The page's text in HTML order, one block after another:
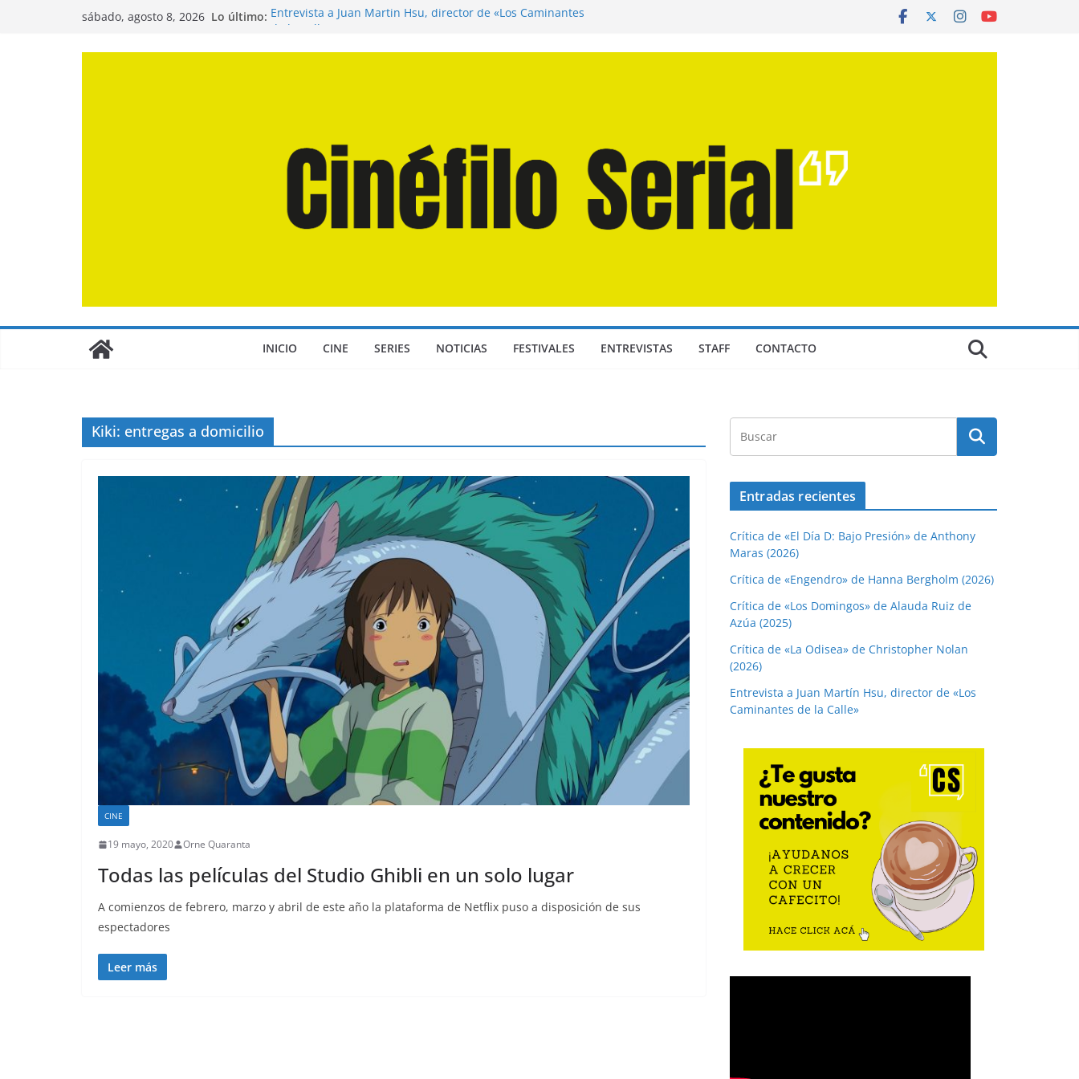
sábado, agosto 8, 2026 Lo último: Entrevista a Juan Martín Hsu, director de «Los Caminantes
INICIO CINE SERIES NOTICIAS FESTIVALES ENTREVISTAS STAFF CONTACTO
Kiki: entregas a domicilio
CINE
19 mayo, 2020 Orne Quaranta
Todas las películas del Studio Ghibli en un solo lugar
A comienzos de febrero, marzo y abril de este año la plataforma de Netflix puso a disposición de sus
espectadores
Leer más
Entradas recientes
Crítica de «El Día D: Bajo Presión» de Anthony
Maras (2026)
Crítica de «Engendro» de Hanna Bergholm (2026)
Crítica de «Los Domingos» de Alauda Ruiz de
Azúa (2025)
Crítica de «La Odisea» de Christopher Nolan
(2026)
Entrevista a Juan Martín Hsu, director de «Los
Caminantes de la Calle»